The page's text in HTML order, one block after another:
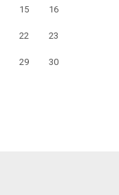
15 16
22 23
29 30